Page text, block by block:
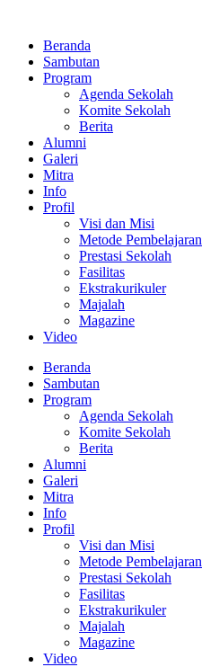
kontenBeranda
Sambutan
Program
Agenda Sekolah
Komite Sekolah
Berita
Alumni
Galeri
Mitra
Info
Profil
Visi dan Misi
Metode Pembelajaran
Prestasi Sekolah
Fasilitas
Ekstrakurikuler
Majalah
Magazine
Video
Beranda
Sambutan
Program
Agenda Sekolah
Komite Sekolah
Berita
Alumni
Galeri
Mitra
Info
Profil
Visi dan Misi
Metode Pembelajaran
Prestasi Sekolah
Fasilitas
Ekstrakurikuler
Majalah
Magazine
Video